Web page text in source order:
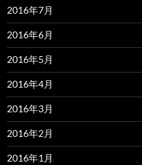
2016年7月
2016年6月
2016年5月
2016年4月
2016年3月
2016年2月
2016年1月